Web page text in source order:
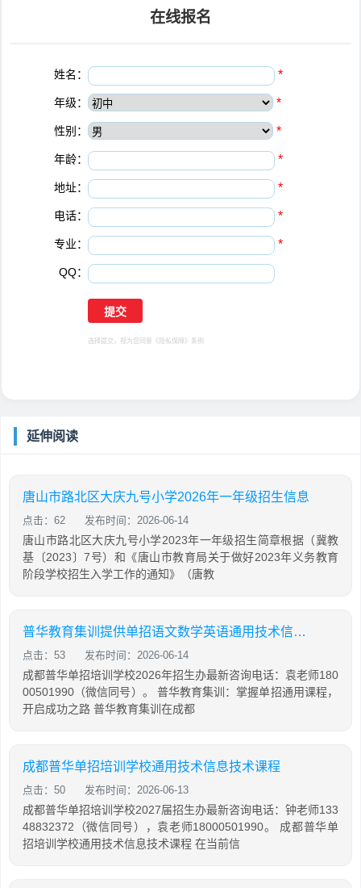
在线报名
姓名： *
年级： *
性别： *
年龄： *
地址： *
电话： *
专业： *
QQ：
选择提交，视为您同意 《隐私保障》 条例
延伸阅读
唐山市路北区大庆九号小学2026年一年级招生信息
点击：62 发布时间：2026-06-14
唐山市路北区大庆九号小学2023年一年级招生简章根据（冀教
基〔2023〕7号）和《唐山市教育局关于做好2023年义务教育
阶段学校招生入学工作的通知》（唐教
普华教育集训提供单招语文数学英语通用技术信息技术课程
点击：53 发布时间：2026-06-14
成都普华单招培训学校2026年招生办最新咨询电话：袁老师180
00501990（微信同号）。 普华教育集训：掌握单招通用课程，
开启成功之路 普华教育集训在成都
成都普华单招培训学校通用技术信息技术课程
点击：50 发布时间：2026-06-13
成都普华单招培训学校2027届招生办最新咨询电话：钟老师133
48832372（微信同号），袁老师18000501990。 成都普华单
招培训学校通用技术信息技术课程 在当前信